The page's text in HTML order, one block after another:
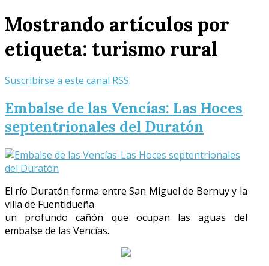
Mostrando artículos por
etiqueta: turismo rural
Suscribirse a este canal RSS
Embalse de las Vencías: Las Hoces
septentrionales del Duratón
El río Duratón forma entre San Miguel de Bernuy y la
villa de Fuentidueña
un profundo cañón que ocupan las aguas del
embalse de las Vencías.